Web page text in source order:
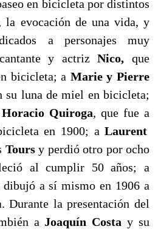
en bicicleta por distintos
la evocación de una vida, y
a personajes muy
y actrizNico, que
bicicleta; a Marie y Pierre
su luna de miel en bicicleta;
Horacio Quiroga, que fue a
en 1900; aLaurent
Toursy perdió otro por ocho
al cumplir 50 años; a
a sí mismo en 1906 a
Durante la presentación del
aJoaquín Costay su